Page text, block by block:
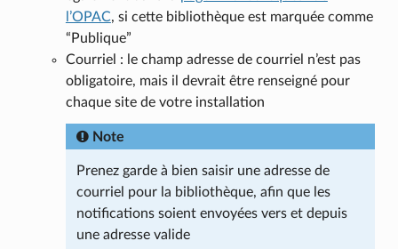
l’OPAC, si cette bibliothèque est marquée comme
“Publique”
Courriel : le champ adresse de courriel n’est pas
obligatoire, mais il devrait être renseigné pour
chaque site de votre installation
Note
Prenez garde à bien saisir une adresse de
courriel pour la bibliothèque, afin que les
notifications soient envoyées vers et depuis
une adresse valide